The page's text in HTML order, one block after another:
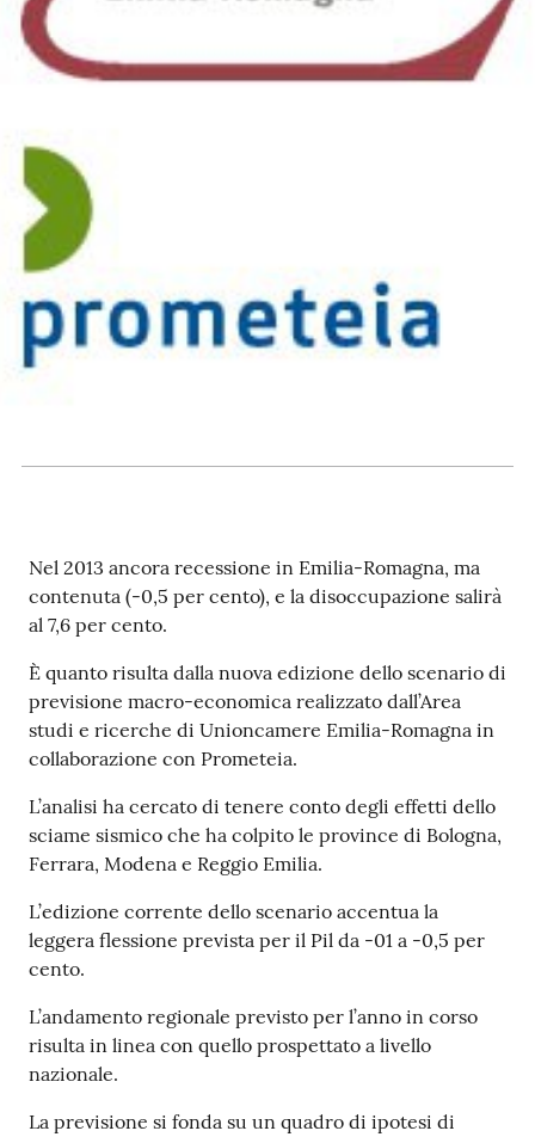
Imprese
Nel 2013 ancora recessione in Emilia-Romagna, ma
contenuta (-0,5 per cento), e la disoccupazione salirà
al 7,6 per cento.
È quanto risulta dalla nuova edizione dello scenario di
previsione macro-economica realizzato dall’Area
studi e ricerche di Unioncamere Emilia-Romagna in
collaborazione con Prometeia.
L’analisi ha cercato di tenere conto degli effetti dello
sciame sismico che ha colpito le province di Bologna,
Ferrara, Modena e Reggio Emilia.
L’edizione corrente dello scenario accentua la
leggera flessione prevista per il Pil da -01 a -0,5 per
cento.
L’andamento regionale previsto per l’anno in corso
risulta in linea con quello prospettato a livello
nazionale.
La previsione si fonda su un quadro di ipotesi di